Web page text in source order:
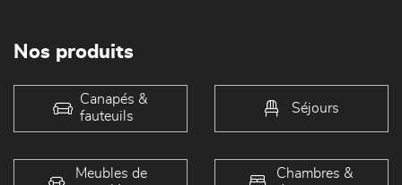
Nos produits
Canapés &
fauteuils
Séjours
Meubles de
Chambres &